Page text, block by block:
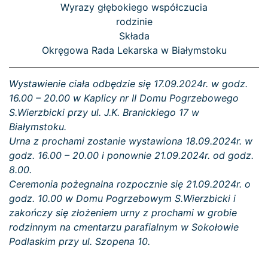
Wyrazy głębokiego współczucia
rodzinie
Składa
Okręgowa Rada Lekarska w Białymstoku
Wystawienie ciała odbędzie się 17.09.2024r. w godz.
16.00 – 20.00 w Kaplicy nr II Domu Pogrzebowego
S.Wierzbicki przy ul. J.K. Branickiego 17 w
Białymstoku.
Urna z prochami zostanie wystawiona 18.09.2024r. w
godz. 16.00 – 20.00 i ponownie 21.09.2024r. od godz.
8.00.
Ceremonia pożegnalna rozpocznie się 21.09.2024r. o
godz. 10.00 w Domu Pogrzebowym S.Wierzbicki i
zakończy się złożeniem urny z prochami w grobie
rodzinnym na cmentarzu parafialnym w Sokołowie
Podlaskim przy ul. Szopena 10.